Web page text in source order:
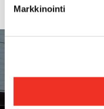
Markkinointi